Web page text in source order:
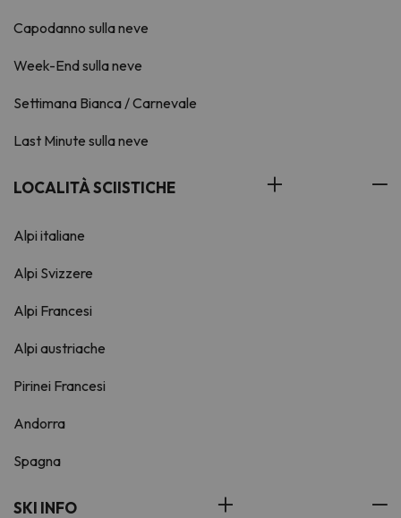
Capodanno sulla neve
Week-End sulla neve
Settimana Bianca / Carnevale
Last Minute sulla neve
LOCALITÀ SCIISTICHE
Alpi italiane
Alpi Svizzere
Alpi Francesi
Alpi austriache
Pirinei Francesi
Andorra
Spagna
SKI INFO